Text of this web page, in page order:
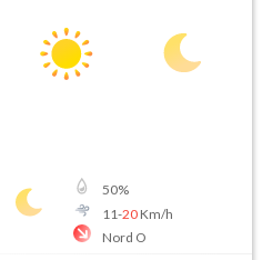
50%
11-20Km/h
Nord O